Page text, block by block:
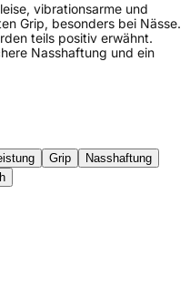
vibrationsarme und
Grip, besonders bei Nässe.
teils positiv erwähnt.
Nasshaftung und ein
Grip
Nasshaftung